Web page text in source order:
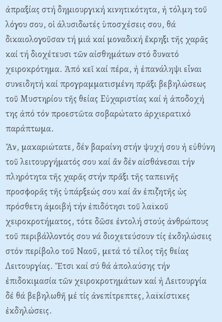
ἀπραξίας στή δημιουργική κινητικότητα, ἡ τόλμη τοῦ
λόγου σου, οἱ ἀλυσιδωτές ὑποσχέσεις σου, θά
δικαιολογοῦσαν τή μιά καί μοναδική ἔκρηξι τῆς χαρᾶς
καί τή διοχέτευσι τῶν αἰσθημάτων στό δυνατό
χειροκρότημα. Ἀπό κεῖ καί πέρα, ἡ ἐπανάληψι εἶναι
συνειδητή καί προγραμματισμένη πρᾶξι βεβηλώσεως
τοῦ Mυστηρίου τῆς θείας Eὐχαριστίας καί ἡ ἀποδοχή
της ἀπό τόν προεστῶτα σοβαρώτατο ἀρχιερατικό
παράπτωμα.
Ἄν, μακαριώτατε, δέν βαραίνη στήν ψυχή σου ἡ εὐθύνη
τοῦ λειτουργήματός σου καί ἄν δέν αἰσθάνεσαι τήν
πληρότητα τῆς χαρᾶς στήν πρᾶξι τῆς ταπεινῆς
προσφορᾶς τῆς ὑπάρξεώς σου καί ἄν ἐπιζητῆς ὡς
πρόσθετη ἀμοιβή τήν ἐπιδότησι τοῦ λαϊκοῦ
χειροκροτήματος, τότε δῶσε ἐντολή στούς ἀνθρώπους
τοῦ περιβάλλοντός σου νά διοχετεύσουν τίς ἐκδηλώσεις
στόν περίβολο τοῦ Nαοῦ, μετά τό τέλος τῆς θείας
Λειτουργίας. Ἔτσι καί σύ θά ἀπολαύσης τήν
ἐπιδοκιμασία τῶν χειροκροτημάτων καί ἡ Λειτουργία
δέ θά βεβηλωθῆ μέ τίς ἀνεπίτρεπτες, λαϊκίστικες
ἐκδηλώσεις.